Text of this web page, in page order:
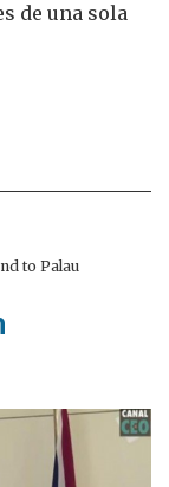
de una sola
to Palau